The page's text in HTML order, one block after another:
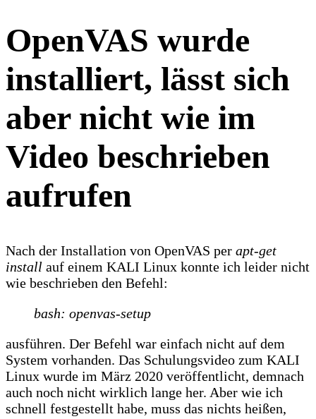
OpenVAS wurde
installiert, lässt sich
aber nicht wie im
Video beschrieben
aufrufen
Nach der Installation von OpenVAS per apt-get
install auf einem KALI Linux konnte ich leider nicht
wie beschrieben den Befehl:
bash: openvas-setup
ausführen. Der Befehl war einfach nicht auf dem
System vorhanden. Das Schulungsvideo zum KALI
Linux wurde im März 2020 veröffentlicht, demnach
auch noch nicht wirklich lange her. Aber wie ich
schnell festgestellt habe, muss das nichts heißen,